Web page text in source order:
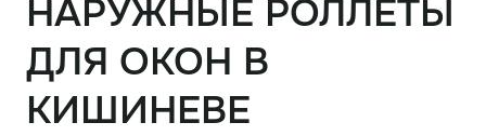
НАРУЖНЫЕ РОЛЛЕТЫ
ДЛЯ ОКОН В
КИШИНЕВЕ